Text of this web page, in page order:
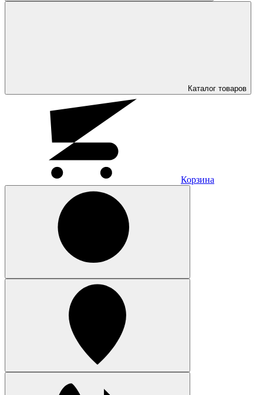
Каталог товаров
Корзина